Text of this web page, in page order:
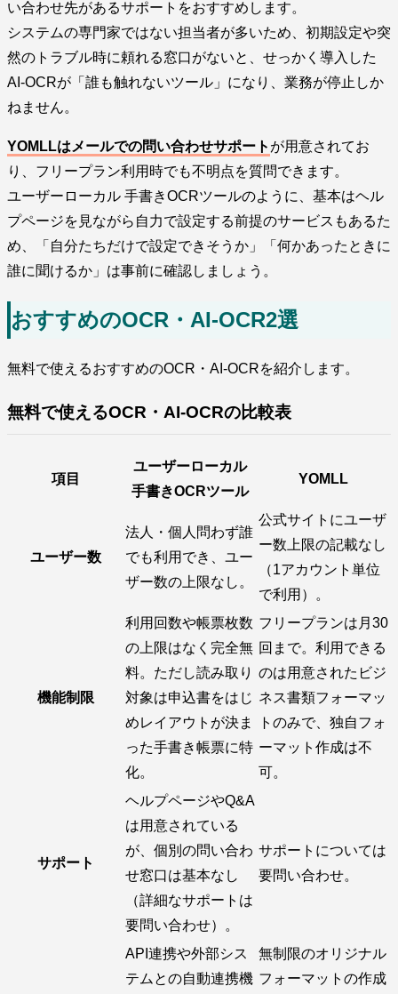
い合わせ先があるサポートをおすすめします。
システムの専門家ではない担当者が多いため、初期設定や突
然のトラブル時に頼れる窓口がないと、せっかく導入した
AI-OCRが「誰も触れないツール」になり、業務が停止しか
ねません。
YOMLLはメールでの問い合わせサポート が用意されてお
り、フリープラン利用時でも不明点を質問できます。
ユーザーローカル 手書きOCRツールのように、基本はヘル
プページを見ながら自力で設定する前提のサービスもあるた
め、「自分たちだけで設定できそうか」「何かあったときに
誰に聞けるか」は事前に確認しましょう。
おすすめのOCR・AI-OCR2選
無料で使えるおすすめのOCR・AI-OCRを紹介します。
無料で使えるOCR・AI-OCRの比較表
項目
ユーザーローカル
手書きOCRツール
YOMLL
ユーザー数
法人・個人問わず誰
でも利用でき、ユー
ザー数の上限なし。
公式サイトにユーザ
ー数上限の記載なし
（1アカウント単位
で利用）。
機能制限
利用回数や帳票枚数
の上限はなく完全無
料。ただし読み取り
対象は申込書をはじ
めレイアウトが決ま
った手書き帳票に特
化。
フリープランは月30
回まで。利用できる
のは用意されたビジ
ネス書類フォーマッ
トのみで、独自フォ
ーマット作成は不
可。
サポート
ヘルプページやQ&A
は用意されている
が、個別の問い合わ
せ窓口は基本なし
（詳細なサポートは
要問い合わせ）。
サポートについては
要問い合わせ。
API連携や外部シス
テムとの自動連携機
無制限のオリジナル
フォーマットの作成